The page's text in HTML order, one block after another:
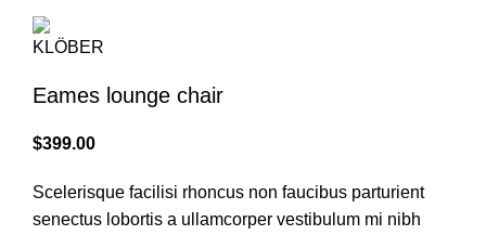
Eames lounge chair
$399.00
Scelerisque facilisi rhoncus non faucibus parturient
senectus lobortis a ullamcorper vestibulum mi nibh